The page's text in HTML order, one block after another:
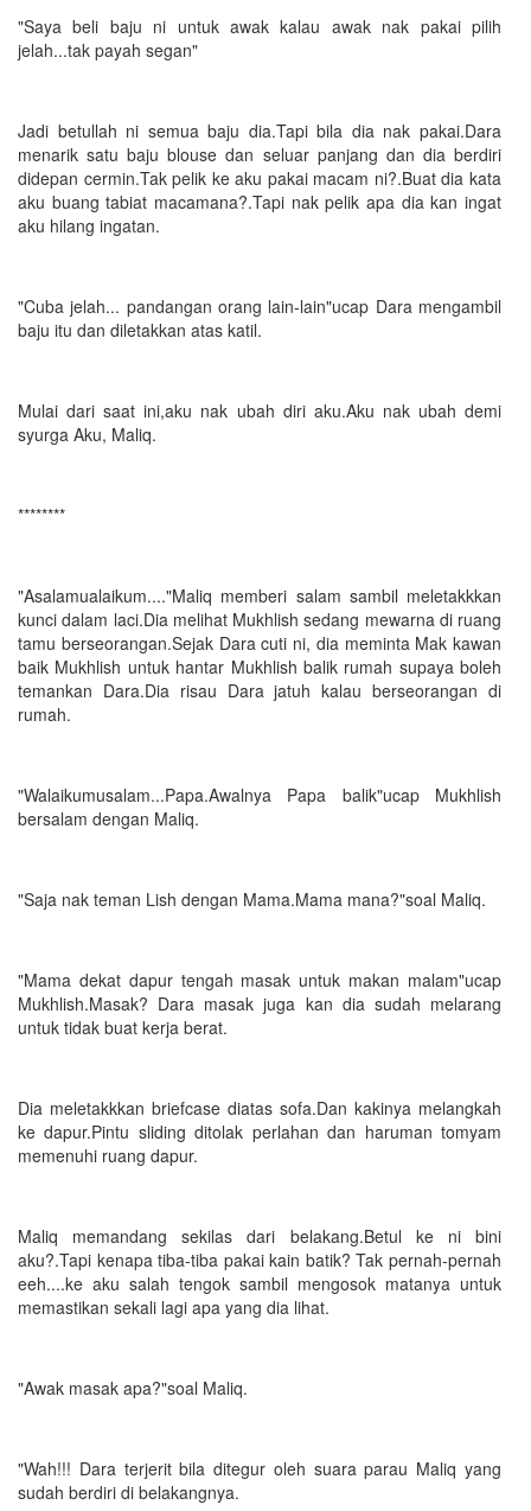
"Saya beli baju ni untuk awak kalau awak nak pakai pilih
jelah...tak payah segan"
Jadi betullah ni semua baju dia.Tapi bila dia nak pakai.Dara
menarik satu baju blouse dan seluar panjang dan dia berdiri
didepan cermin.Tak pelik ke aku pakai macam ni?.Buat dia kata
aku buang tabiat macamana?.Tapi nak pelik apa dia kan ingat
aku hilang ingatan.
"Cuba jelah... pandangan orang lain-lain"ucap Dara mengambil
baju itu dan diletakkan atas katil.
Mulai dari saat ini,aku nak ubah diri aku.Aku nak ubah demi
syurga Aku, Maliq.
********
"Asalamualaikum...."Maliq memberi salam sambil meletakkkan
kunci dalam laci.Dia melihat Mukhlish sedang mewarna di ruang
tamu berseorangan.Sejak Dara cuti ni, dia meminta Mak kawan
baik Mukhlish untuk hantar Mukhlish balik rumah supaya boleh
temankan Dara.Dia risau Dara jatuh kalau berseorangan di
rumah.
"Walaikumusalam...Papa.Awalnya Papa balik"ucap Mukhlish
bersalam dengan Maliq.
"Saja nak teman Lish dengan Mama.Mama mana?"soal Maliq.
"Mama dekat dapur tengah masak untuk makan malam"ucap
Mukhlish.Masak? Dara masak juga kan dia sudah melarang
untuk tidak buat kerja berat.
Dia meletakkkan briefcase diatas sofa.Dan kakinya melangkah
ke dapur.Pintu sliding ditolak perlahan dan haruman tomyam
memenuhi ruang dapur.
Maliq memandang sekilas dari belakang.Betul ke ni bini
aku?.Tapi kenapa tiba-tiba pakai kain batik? Tak pernah-pernah
eeh....ke aku salah tengok sambil mengosok matanya untuk
memastikan sekali lagi apa yang dia lihat.
"Awak masak apa?"soal Maliq.
"Wah!!! Dara terjerit bila ditegur oleh suara parau Maliq yang
sudah berdiri di belakangnya.